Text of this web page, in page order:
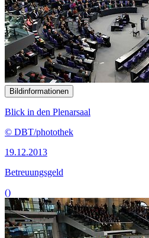
Bildinformationen
Blick in den Plenarsaal
© DBT/photothek
19.12.2013
Betreuungsgeld
()